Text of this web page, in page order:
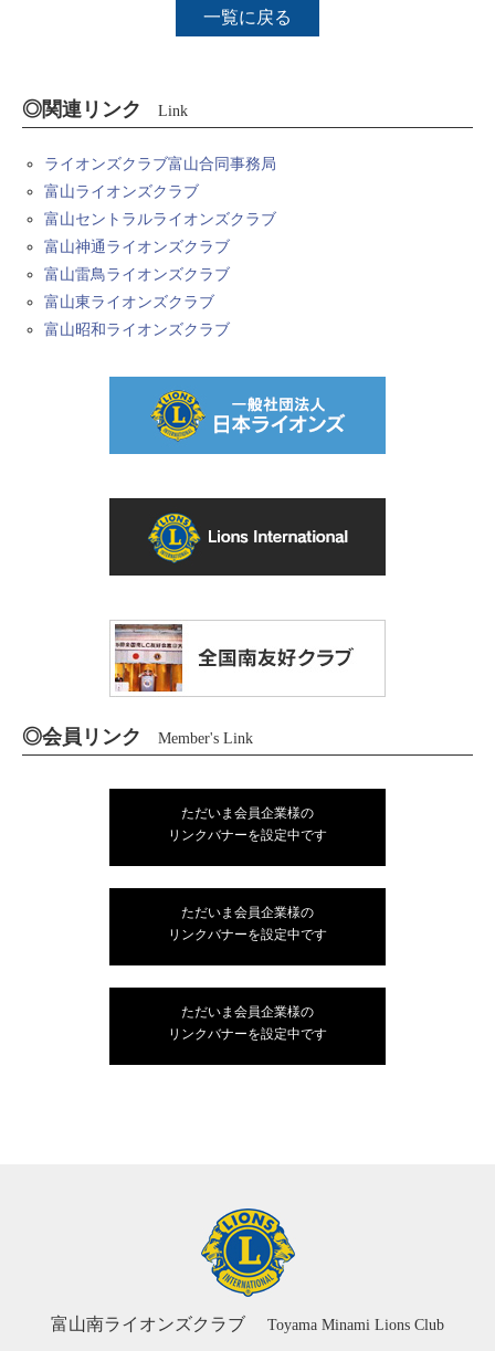
一覧に戻る
◎関連リンク Link
ライオンズクラブ富山合同事務局
富山ライオンズクラブ
富山セントラルライオンズクラブ
富山神通ライオンズクラブ
富山雷鳥ライオンズクラブ
富山東ライオンズクラブ
富山昭和ライオンズクラブ
◎会員リンク Member's Link
ただいま会員企業様の
リンクバナーを設定中です
ただいま会員企業様の
リンクバナーを設定中です
ただいま会員企業様の
リンクバナーを設定中です
富山南ライオンズクラブ Toyama Minami Lions Club